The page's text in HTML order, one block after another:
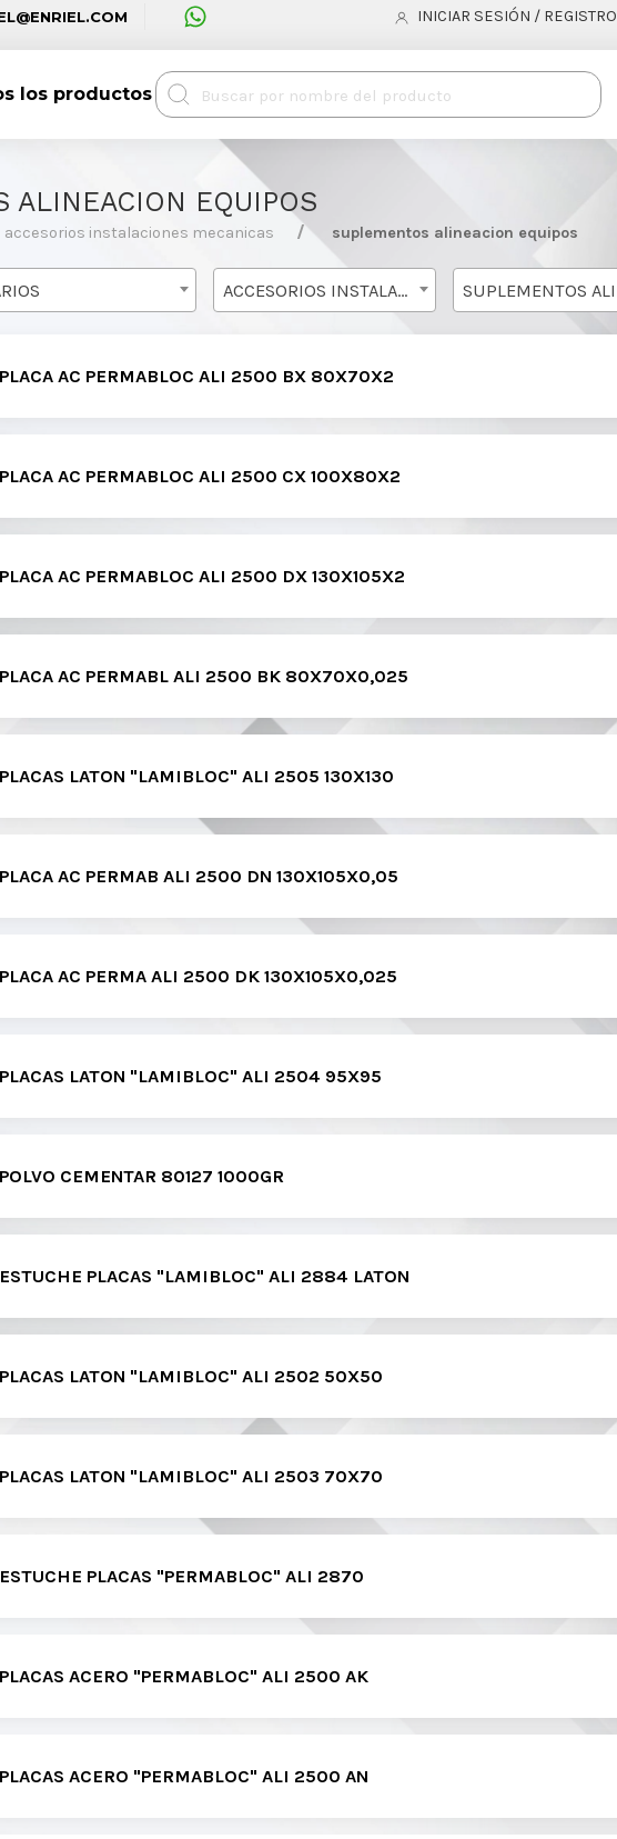
INICIAR SESIÓN / REGISTRO
los productos
ALINEACION EQUIPOS
accesorios instalaciones mecanicas suplementos alineacion equipos
ACCESORIOS INSTALACIONES MECANICAS
PLACA AC PERMABLOC ALI 2500 BX 80X70X2
PLACA AC PERMABLOC ALI 2500 CX 100X80X2
PLACA AC PERMABLOC ALI 2500 DX 130X105X2
PLACA AC PERMABL ALI 2500 BK 80X70X0,025
PLACAS LATON "LAMIBLOC" ALI 2505 130X130
PLACA AC PERMAB ALI 2500 DN 130X105X0,05
PLACA AC PERMA ALI 2500 DK 130X105X0,025
PLACAS LATON "LAMIBLOC" ALI 2504 95X95
POLVO CEMENTAR 80127 1000GR
ESTUCHE PLACAS "LAMIBLOC" ALI 2884 LATON
PLACAS LATON "LAMIBLOC" ALI 2502 50X50
PLACAS LATON "LAMIBLOC" ALI 2503 70X70
ESTUCHE PLACAS "PERMABLOC" ALI 2870
PLACAS ACERO "PERMABLOC" ALI 2500 AK
PLACAS ACERO "PERMABLOC" ALI 2500 AN